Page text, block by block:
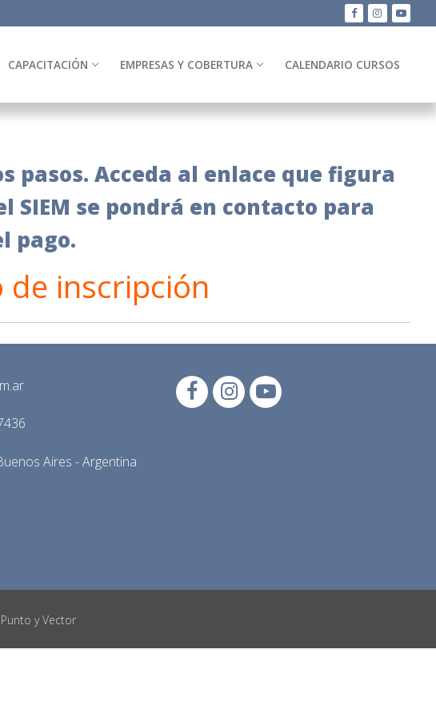
CAPACITACIÓN EMPRESAS Y COBERTURA CALENDARIO CURSOS
pasos. Acceda al enlace que figura
se pondrá en contacto para
pago.
inscripción
Aires - Argentina
Punto y Vector